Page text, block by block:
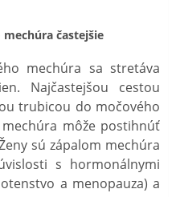
častejšie
mechúra sa stretáva
Najčastejšou cestou
trubicou do močového
môže postihnúť
sú zápalom mechúra
s hormonálnymi
a menopauza) a